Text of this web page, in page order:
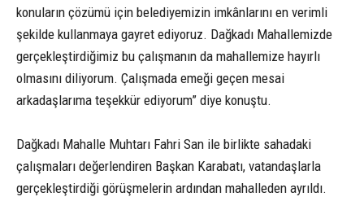
konuların çözümü için belediyemizin imkânlarını en verimli
şekilde kullanmaya gayret ediyoruz. Dağkadı Mahallemizde
gerçekleştirdiğimiz bu çalışmanın da mahallemize hayırlı
olmasını diliyorum. Çalışmada emeği geçen mesai
arkadaşlarıma teşekkür ediyorum” diye konuştu.
Dağkadı Mahalle Muhtarı Fahri San ile birlikte sahadaki
çalışmaları değerlendiren Başkan Karabatı, vatandaşlarla
gerçekleştirdiği görüşmelerin ardından mahalleden ayrıldı.